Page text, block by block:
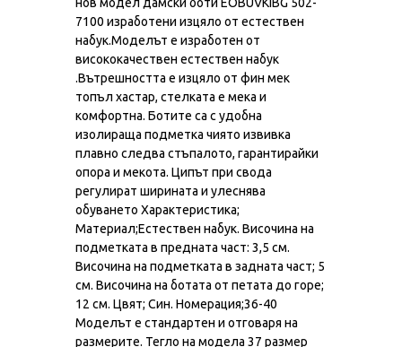
7100 изработени изцяло от естествен
набук.Моделът е изработен от
висококачествен естествен набук
.Вътрешността е изцяло от фин мек
топъл хастар, стелката е мека и
комфортна. Ботите са с удобна
изолираща подметка чиято извивка
плавно следва стъпалото, гарантирайки
опора и мекота. Ципът при свода
регулират ширината и улеснява
обуването Характеристика;
Материал;Естествен набук. Височина на
подметката в предната част: 3,5 см.
Височина на подметката в задната част; 5
см. Височина на ботата от петата до горе;
12 см. Цвят; Син. Номерация;36-40
Моделът е стандартен и отговаря на
размерите. Тегло на модела 37 размер